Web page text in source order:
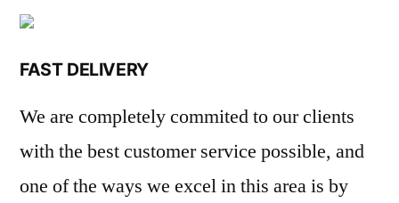
FAST DELIVERY
We are completely commited to our clients
with the best customer service possible, and
one of the ways we excel in this area is by